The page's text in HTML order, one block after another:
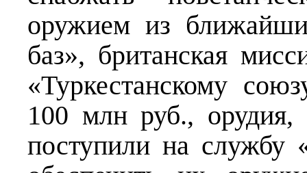
оружием из
баз», британская
«Туркестанскому
100 млн руб., орудия,
поступили на службу